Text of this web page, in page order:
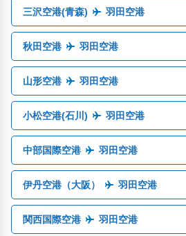
三沢空港(青森) 羽田空港
秋田空港 羽田空港
山形空港 羽田空港
小松空港(石川) 羽田空港
中部国際空港 羽田空港
伊丹空港（大阪） 羽田空港
関西国際空港 羽田空港